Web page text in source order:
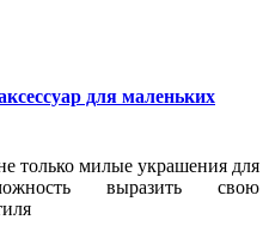
для маленьких
только милые украшения для
выразить свою